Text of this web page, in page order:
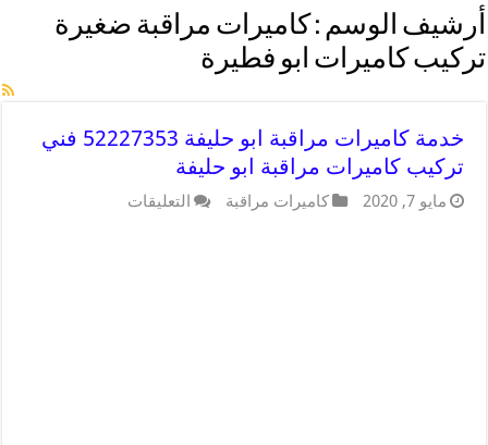
أرشيف الوسم : كاميرات مراقبة ضغيرة
تركيب كاميرات ابو فطيرة
خدمة كاميرات مراقبة ابو حليفة 52227353 فني
تركيب كاميرات مراقبة ابو حليفة
مايو 7, 2020 كاميرات مراقبة التعليقات